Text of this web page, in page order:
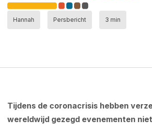
Hannah Persbericht 3 min
Tijdens de coronacrisis hebben
wereldwijd gezegd evenementen